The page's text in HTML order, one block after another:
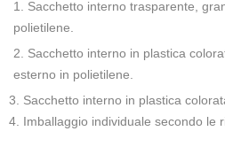
1. Sacchetto interno trasparente,
polietilene.
2. Sacchetto interno in plastica
esterno in polietilene.
3. Sacchetto interno in plastica
4. Imballaggio individuale secondo le